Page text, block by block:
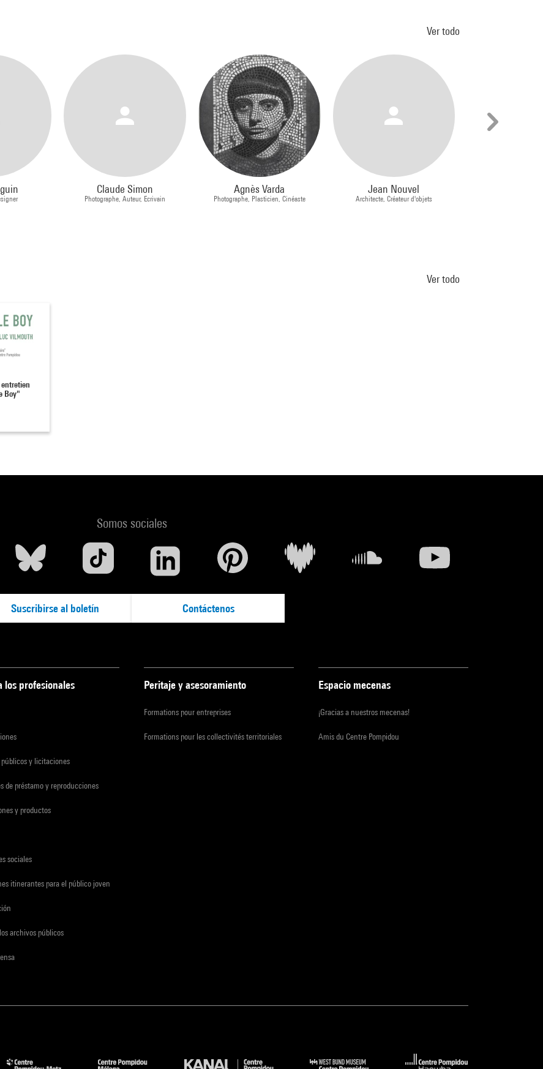
Ver todo
Claude Simon
Photographe, Auteur, Ecrivain
Agnès Varda
Photographe, Plasticien, Cinéaste
Jean Nouvel
Architecte, Créateur d'objets
Ver todo
Boy"
Somos sociales
Suscribirse al boletín Contáctenos
los profesionales
y licitaciones
de préstamo y reproducciones
y productos
sociales
itinerantes para el público joven
archivos públicos
Peritaje y asesoramiento
Formations pour entreprises
Formations pour les collectivités territoriales
Espacio mecenas
¡Gracias a nuestros mecenas!
Amis du Centre Pompidou